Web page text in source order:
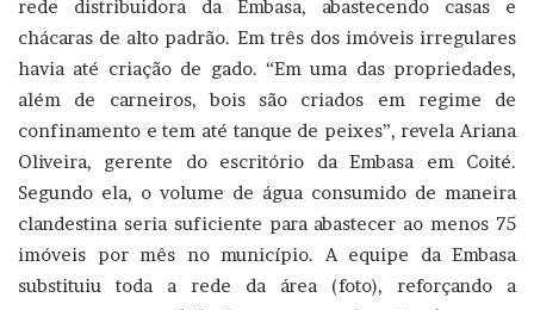
rede distribuidora da Embasa, abastecendo casas e
chácaras de alto padrão. Em três dos imóveis irregulares
havia até criação de gado. “Em uma das propriedades,
além de carneiros, bois são criados em regime de
confinamento e tem até tanque de peixes”, revela Ariana
Oliveira, gerente do escritório da Embasa em Coité.
Segundo ela, o volume de água consumido de maneira
clandestina seria suficiente para abastecer ao menos 75
imóveis por mês no município. A equipe da Embasa
substituiu toda a rede da área (foto), reforçando a